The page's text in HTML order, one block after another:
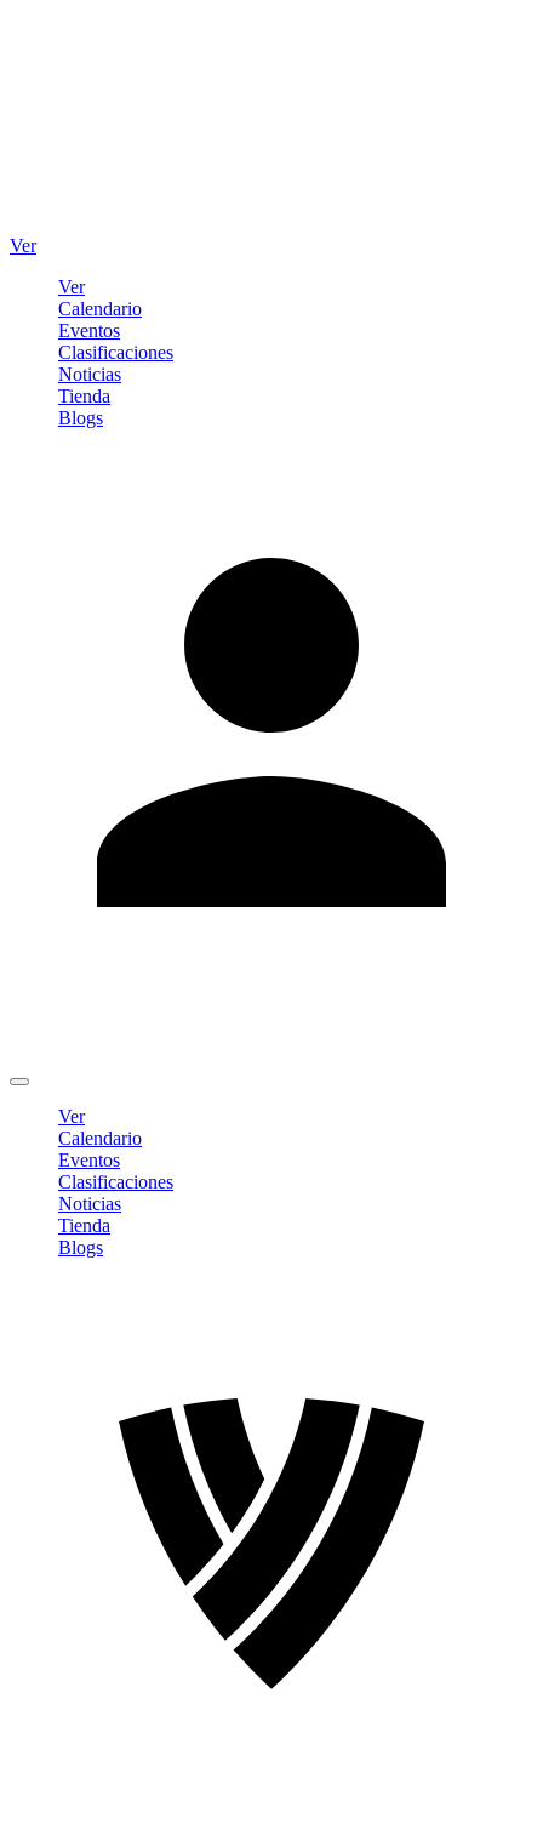
Ver
Ver
Calendario
Eventos
Clasificaciones
Noticias
Tienda
Blogs
Ver
Calendario
Eventos
Clasificaciones
Noticias
Tienda
Blogs